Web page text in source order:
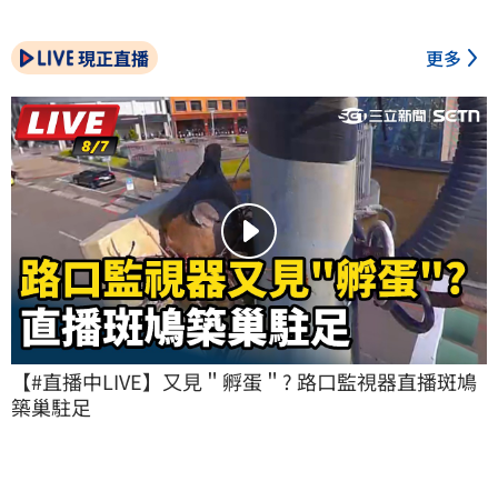
現正直播 更多
【#直播中LIVE】又見＂孵蛋＂? 路口監視器直播斑鳩
築巢駐足